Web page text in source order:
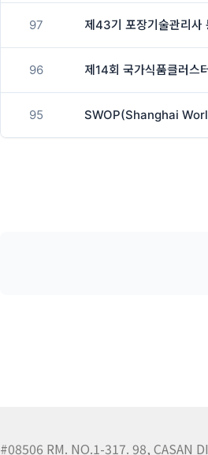
97 제43기 포장기술관리사
96 제14회 국가식품클러스
95 SWOP(Shanghai
#08506 RM. NO.1-317. 98, CASAN